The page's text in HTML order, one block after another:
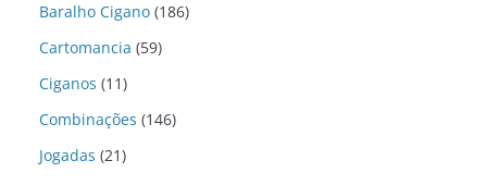
Baralho Cigano (186)
Cartomancia (59)
Ciganos (11)
Combinações (146)
Jogadas (21)